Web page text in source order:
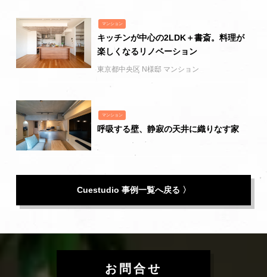
マンション
キッチンが中心の2LDK＋書斎。料理が
楽しくなるリノベーション
東京都中央区 N様邸 マンション
マンション
呼吸する壁、静寂の天井に織りなす家
Cuestudio 事例一覧へ戻る 〉
お問合せ